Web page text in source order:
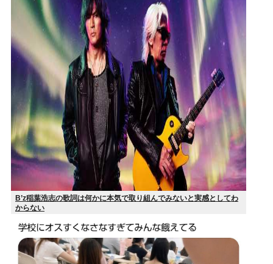
B’z稲葉浩志の歌詞は何かに本気で取り組んでみないと実感としてわ
からない